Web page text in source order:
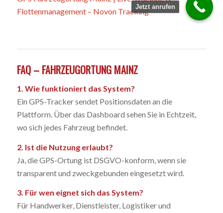
Flottenmanagement – Novon Tracking
FAQ – FAHRZEUGORTUNG MAINZ
1. Wie funktioniert das System?
Ein GPS-Tracker sendet Positionsdaten an die
Plattform. Über das Dashboard sehen Sie in Echtzeit,
wo sich jedes Fahrzeug befindet.
2. Ist die Nutzung erlaubt?
Ja, die GPS-Ortung ist DSGVO-konform, wenn sie
transparent und zweckgebunden eingesetzt wird.
3. Für wen eignet sich das System?
Für Handwerker, Dienstleister, Logistiker und
Jetzt anrufen